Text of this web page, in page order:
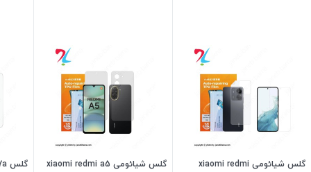
گلس شیائومی xiaomi redmi
گلس شیائومی xiaomi redmi a5